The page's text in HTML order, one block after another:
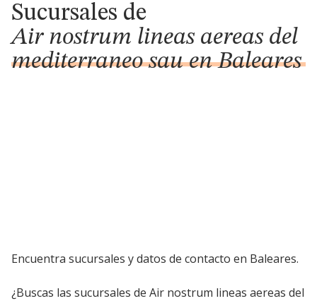
Sucursales de
Air nostrum lineas aereas del
mediterraneo sau en Baleares
Encuentra sucursales y datos de contacto en Baleares.
¿Buscas las sucursales de Air nostrum lineas aereas del